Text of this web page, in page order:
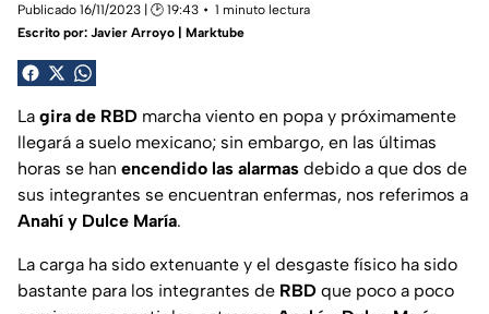
Publicado 16/11/2023 | 🕑 19:43
1 minuto lectura
Escrito por: Javier Arroyo | Marktube
La gira de RBD marcha viento en popa y próximamente
llegará a suelo mexicano; sin embargo, en las últimas
horas se han encendido las alarmas debido a que dos de
sus integrantes se encuentran enfermas, nos referimos a
Anahí y Dulce María.
La carga ha sido extenuante y el desgaste físico ha sido
bastante para los integrantes de RBD que poco a poco